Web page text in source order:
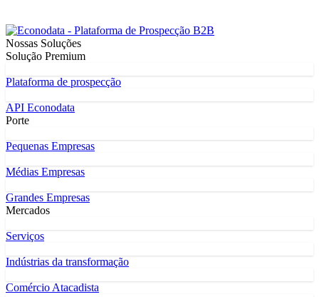
Nossas Soluções
Solução Premium
Plataforma de prospecção
API Econodata
Porte
Pequenas Empresas
Médias Empresas
Grandes Empresas
Mercados
Serviços
Indústrias da transformação
Comércio Atacadista